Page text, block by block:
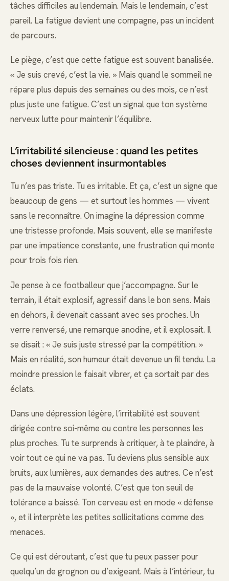
tâches difficiles au lendemain. Mais le lendemain, c’est
pareil. La fatigue devient une compagne, pas un incident
de parcours.
Le piège, c’est que cette fatigue est souvent banalisée.
« Je suis crevé, c’est la vie. » Mais quand le sommeil ne
répare plus depuis des semaines ou des mois, ce n’est
plus juste une fatigue. C’est un signal que ton système
nerveux lutte pour maintenir l’équilibre.
L’irritabilité silencieuse : quand les petites
choses deviennent insurmontables
Tu n’es pas triste. Tu es irritable. Et ça, c’est un signe que
beaucoup de gens — et surtout les hommes — vivent
sans le reconnaître. On imagine la dépression comme
une tristesse profonde. Mais souvent, elle se manifeste
par une impatience constante, une frustration qui monte
pour trois fois rien.
Je pense à ce footballeur que j’accompagne. Sur le
terrain, il était explosif, agressif dans le bon sens. Mais
en dehors, il devenait cassant avec ses proches. Un
verre renversé, une remarque anodine, et il explosait. Il
se disait : « Je suis juste stressé par la compétition. »
Mais en réalité, son humeur était devenue un fil tendu. La
moindre pression le faisait vibrer, et ça sortait par des
éclats.
Dans une dépression légère, l’irritabilité est souvent
dirigée contre soi-même ou contre les personnes les
plus proches. Tu te surprends à critiquer, à te plaindre, à
voir tout ce qui ne va pas. Tu deviens plus sensible aux
bruits, aux lumières, aux demandes des autres. Ce n’est
pas de la mauvaise volonté. C’est que ton seuil de
tolérance a baissé. Ton cerveau est en mode « défense
», et il interprète les petites sollicitations comme des
menaces.
Ce qui est déroutant, c’est que tu peux passer pour
quelqu’un de grognon ou d’exigeant. Mais à l’intérieur, tu